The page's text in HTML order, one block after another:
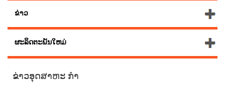
ຂ່າວ
ຜະລິດຕະພັນໃຫມ່
ຂ່າວອຸດສາຫະ ກຳ